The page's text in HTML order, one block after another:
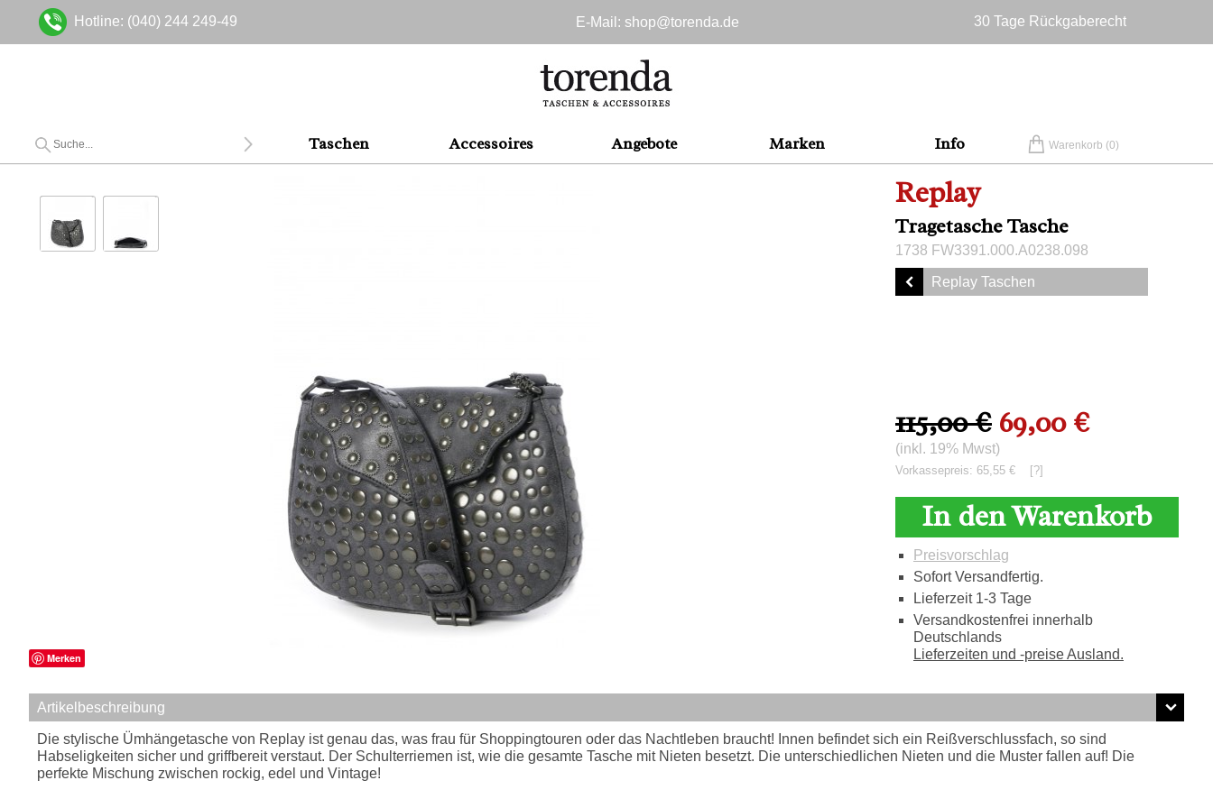
Hotline: (040) 244 249-49 E-Mail: shop@torenda.de
30 Tage Rückgaberecht
Taschen Accessoires Angebote Marken Info Warenkorb (0)
Replay
Tragetasche Tasche
1738 FW3391.000.A0238.098
Replay Taschen
Merken
115,00 € 69,00 €
(inkl. 19% Mwst)
Vorkassepreis: 65,55 € [?]
In den Warenkorb
Preisvorschlag
Sofort Versandfertig.
Lieferzeit 1-3 Tage
Versandkostenfrei innerhalb
Deutschlands
Lieferzeiten und -preise Ausland.
Artikelbeschreibung
Die stylische Ümhängetasche von Replay ist genau das, was frau für Shoppingtouren oder das Nachtleben braucht! Innen befindet sich ein Reißverschlussfach, so sind
Habseligkeiten sicher und griffbereit verstaut. Der Schulterriemen ist, wie die gesamte Tasche mit Nieten besetzt. Die unterschiedlichen Nieten und die Muster fallen auf! Die
perfekte Mischung zwischen rockig, edel und Vintage!